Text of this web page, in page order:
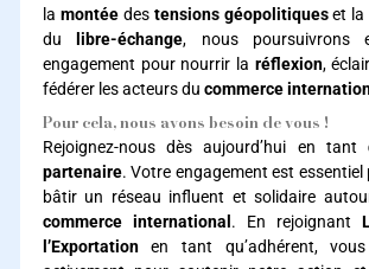
la montée des tensions géopolitiqueset la
du
libre-échange, nous poursuivrons
engagement pour nourrir la réflexion,
fédérer les acteurs du commerce
Pour cela, nous avons besoin de vous !
Rejoignez-nous dès aujourd’hui en tant
partenaire. Votre engagement est
bâtir un réseau influent et solidaire
commerce international . En rejoignant
l’Exportationen tant qu’adhérent,